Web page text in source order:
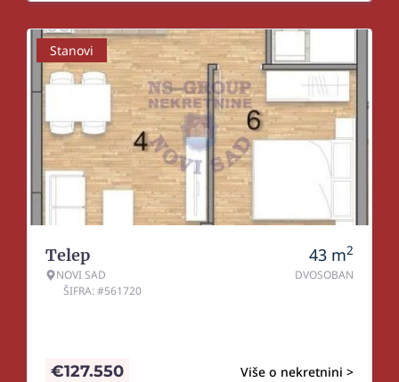
Stanovi
Telep
NOVI SAD
ŠIFRA: #561720
43 m2
DVOSOBAN
Više o nekretnini >
€127.550